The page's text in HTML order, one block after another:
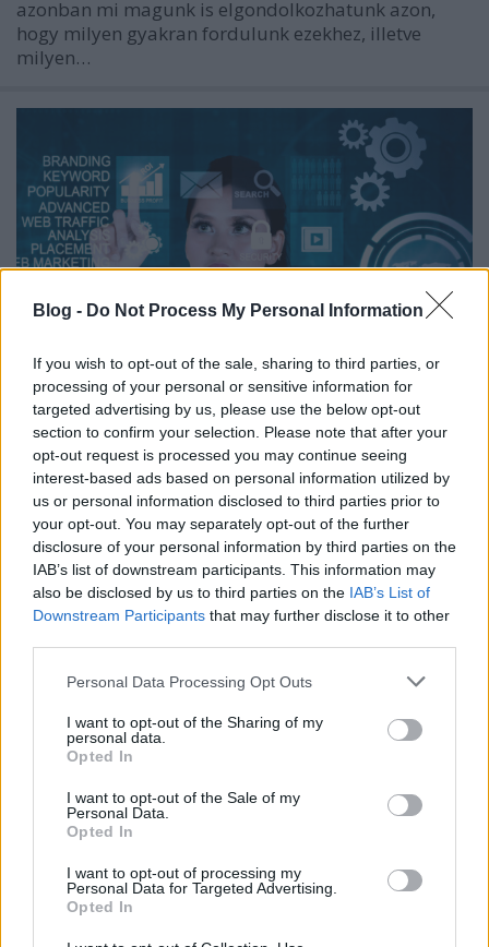
Blog - Do Not Process My Personal Information
If you wish to opt-out of the sale, sharing to third parties, or
processing of your personal or sensitive information for
targeted advertising by us, please use the below opt-out
section to confirm your selection. Please note that after your
opt-out request is processed you may continue seeing
interest-based ads based on personal information utilized by
us or personal information disclosed to third parties prior to
your opt-out. You may separately opt-out of the further
disclosure of your personal information by third parties on the
IAB’s list of downstream participants. This information may
also be disclosed by us to third parties on the IAB’s List of
Downstream Participants that may further disclose it to other
Please note that this website/app uses one or more Google
not limited to your visit or usage behaviour. You may click to
grant or deny consent to Google and its third-party tags to
use your data for below specified purposes in below Google
consent section.
Personal Data Processing Opt Outs
I want to opt-out of the Sharing of my
personal data.
Opted In
I want to opt-out of the Sale of my
Personal Data.
Opted In
I want to opt-out of processing my
Personal Data for Targeted Advertising.
Opted In
azonban mi magunk is elgondolkozhatunk azon,
hogy milyen gyakran fordulunk ezekhez, illetve
milyen…
Hozz létre keresőbarát TikTok
tartalmakat!
Sáringer Viktória • 2024. február 23.
A keresőbarát tartalom az online térben kiemelten
fontos, így természetesen nem kivétel ez alól a
TikTok sem! Szerencsére van bőven lehetőség arra,
hogy optimalizáljuk a tartalmainkat. Most ezeket
Engine Optimization angol kifejezés rövidítése,